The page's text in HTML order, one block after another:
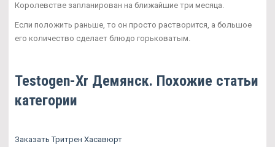
Королевстве запланирован на ближайшие три месяца.
Если положить раньше, то он просто растворится, а большое
его количество сделает блюдо горьковатым.
Testogen-Xr Демянск. Похожие статьи
категории
Заказать Тритрен Хасавюрт